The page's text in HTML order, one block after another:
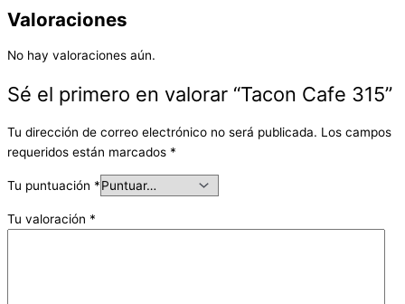
Valoraciones
No hay valoraciones aún.
Sé el primero en valorar “Tacon Cafe 315”
Tu dirección de correo electrónico no será publicada. Los campos
requeridos están marcados *
Tu puntuación *
Tu valoración *